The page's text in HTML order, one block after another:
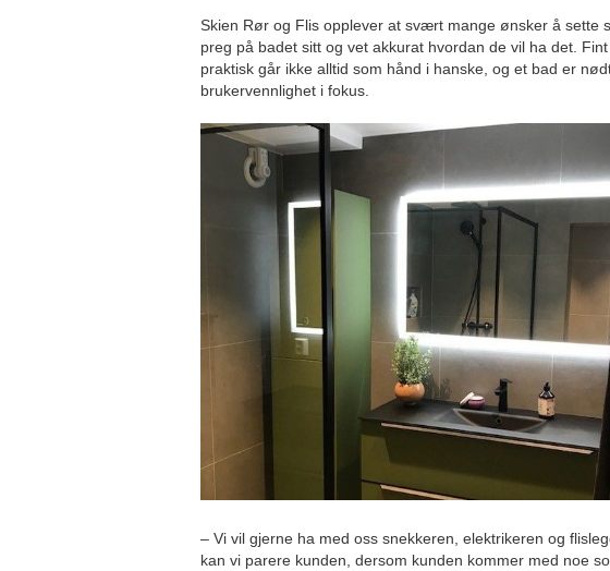
Skien Rør og Flis opplever at svært mange ønsker å sette
preg på badet sitt og vet akkurat hvordan de vil ha det. Fint
praktisk går ikke alltid som hånd i hanske, og et bad er
brukervennlighet i fokus.
– Vi vil gjerne ha med oss snekkeren, elektrikeren og
kan vi parere kunden, dersom kunden kommer med noe